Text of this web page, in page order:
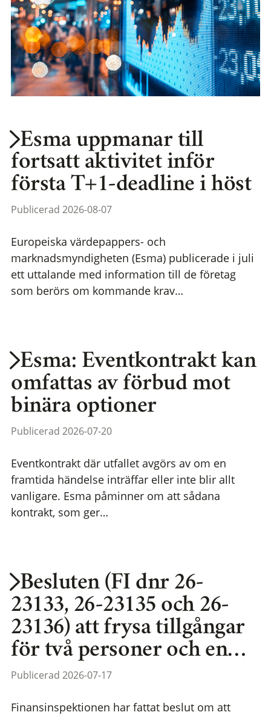
Esma uppmanar till
fortsatt aktivitet inför
första T+1-deadline i höst
Publicerad 2026-08-07
Europeiska värdepappers- och
marknadsmyndigheten (Esma) publicerade i juli
ett uttalande med information till de företag
som berörs om kommande krav…
Esma: Eventkontrakt kan
omfattas av förbud mot
binära optioner
Publicerad 2026-07-20
Eventkontrakt där utfallet avgörs av om en
framtida händelse inträffar eller inte blir allt
vanligare. Esma påminner om att sådana
kontrakt, som ger…
Besluten (FI dnr 26-
23133, 26-23135 och 26-
23136) att frysa tillgångar
för två personer och en…
Publicerad 2026-07-17
Finansinspektionen har fattat beslut om att